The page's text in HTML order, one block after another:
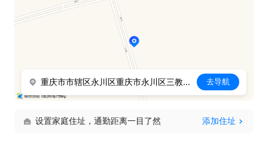
10、负责掌管财务印章，严格控制支票的签发。
11、按期填报审计报表，认真自查，按时报送会计资
12、加强安全防范意识和安全防范措施，严格执行财
务管理方面的安全制度，确保不出安全问题。
度，作好会计工作。
重庆市市辖区永川区重庆市永川区三教镇蔡家院子 去导航
设置家庭住址，通勤距离一目了然 添加住址